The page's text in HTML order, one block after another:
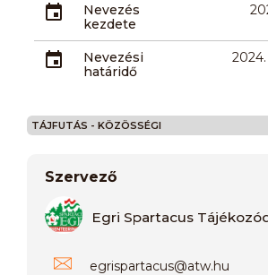
Nevezés
kezdete
Nevezési
határidő
TÁJFUTÁS - KÖZÖSSÉGI
Szervező
Egri Spartacus
egrispartacus@atw.hu